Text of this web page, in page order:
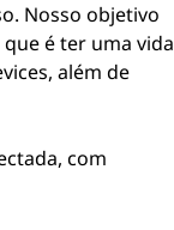
Nosso objetivo
é ter uma vida
além de
com